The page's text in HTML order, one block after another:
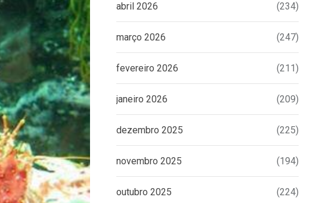
abril 2026 (234)
março 2026 (247)
fevereiro 2026 (211)
janeiro 2026 (209)
dezembro 2025 (225)
novembro 2025 (194)
outubro 2025 (224)